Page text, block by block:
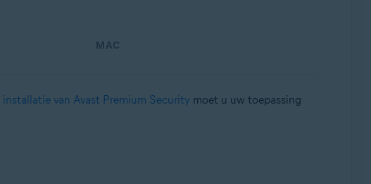
MAC
installatie van Avast Premium Security moet u uw toepassing